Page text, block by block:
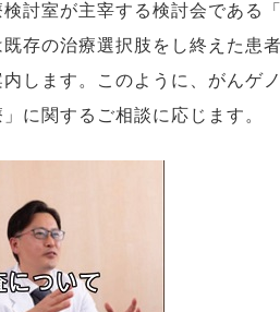
討室が主宰する検討会である
存の治療選択肢をし終えた患
します。このように、がんゲ
に関するご相談に応じます。